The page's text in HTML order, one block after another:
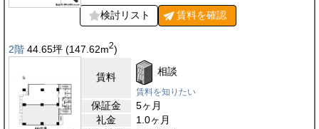
検討リスト 賃料を確認
2階 44.65坪 (147.62m2)
賃料 相談
賃料を知りたい
保証金
5ヶ月
礼金
1.0ヶ月